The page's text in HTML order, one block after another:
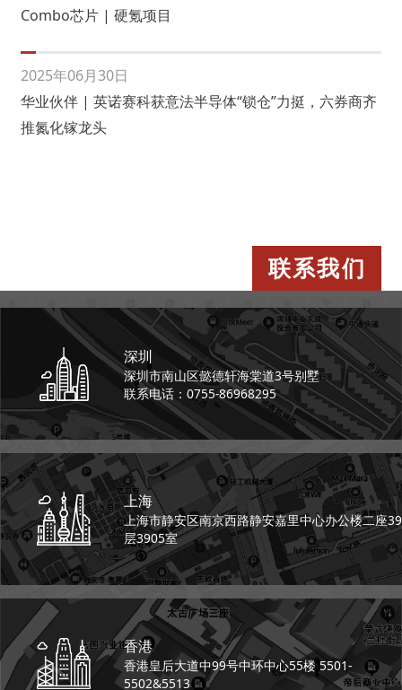
Combo芯片 | 硬氪项目
2025年06月30日
华业伙伴 | 英诺赛科获意法半导体“锁仓”力挺，六券商齐
推氮化镓龙头
联系我们
深圳
深圳市南山区懿德轩海棠道3号别墅
联系电话：0755-86968295
上海
上海市静安区南京西路静安嘉里中心办公楼二座39
层3905室
香港
香港皇后大道中99号中环中心55楼 5501-
5502&5513